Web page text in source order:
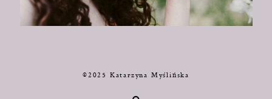
©2025 Katarzyna Myślińska